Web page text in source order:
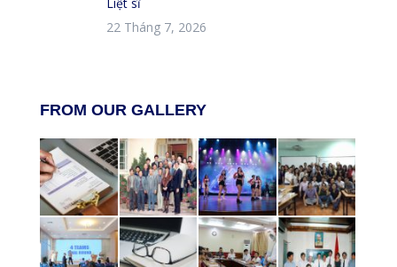
22 Tháng 7, 2026
FROM OUR GALLERY